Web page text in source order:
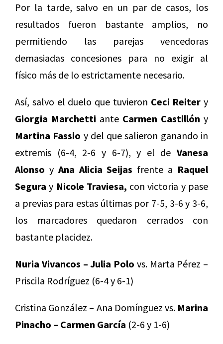
Por la tarde, salvo en un par de casos, los
resultados fueron bastante amplios, no
permitiendo las parejas vencedoras
demasiadas concesiones para no exigir al
físico más de lo estrictamente necesario.
Así, salvo el duelo que tuvieron Ceci Reiter y
Giorgia Marchetti ante Carmen Castillón y
Martina Fassio y del que salieron ganando in
extremis (6-4, 2-6 y 6-7), y el de Vanesa
Alonso y Ana Alicia Seijas frente a Raquel
Segura y Nicole Traviesa, con victoria y pase
a previas para estas últimas por 7-5, 3-6 y 3-6,
los marcadores quedaron cerrados con
bastante placidez.
Nuria Vivancos – Julia Polo vs. Marta Pérez –
Priscila Rodríguez (6-4 y 6-1)
Cristina González – Ana Domínguez vs. Marina
Pinacho – Carmen García (2-6 y 1-6)